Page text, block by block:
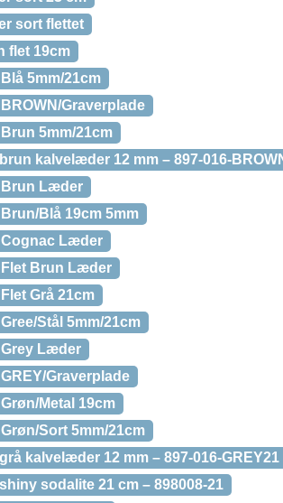
sort flettet
flet 19cm
5mm/21cm
Graverplade
5mm/21cm
kalvelæder 12 mm – 897-016-
Brun Læder
Blå 19cm 5mm
Cognac Læder
Brun Læder
Grå 21cm
Stål 5mm/21cm
Læder
Graverplade
Metal 19cm
Sort 5mm/21cm
kalvelæder 12 mm – 897-016-GREY21
sodalite 21 cm – 898008-21